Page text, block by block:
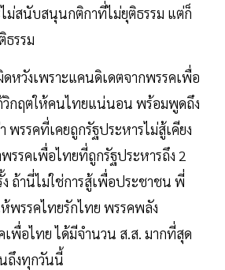
ม่สนับสนุนกติกาที่ไม่ยุติธรรม แต่ก็
ธรรม
หวังเพราะแคนดิเดตจากพรรคเพื่อ
กฤตให้คนไทยแน่นอน พร้อมพูดถึง
พรรคที่เคยถูกรัฐประหารไม่สู้เคียง
รรคเพื่อไทยที่ถูกรัฐประหารถึง 2
ง ถ้านี่ไม่ใช่การสู้เพื่อประชาชน พี่
พรรคไทยรักไทย พรรคพลัง
พื่อไทย ได้มีจำนวน ส.ส. มากที่สุด
ถึงทุกวันนี้